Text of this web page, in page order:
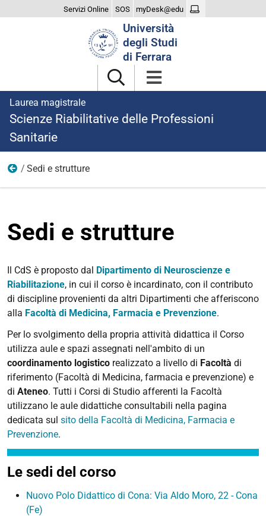
Servizi Online SOS myDesk@edu
Università
degli Studi
di Ferrara
Laurea magistrale
Scienze Riabilitative delle Professioni
Sanitarie
Studiare
Sedi e strutture
Sedi e strutture
Il CdS è proposto dal Dipartimento di Neuroscienze e
Riabilitazione, in cui il corso è incardinato, con il contributo
di discipline provenienti da altri Dipartimenti che afferiscono
alla Facoltà di Medicina, Farmacia e Prevenzione.
Per lo svolgimento della propria attività didattica il Corso
utilizza aule e spazi assegnati nell'ambito di un
coordinamento logistico realizzato a livello di Facoltà di
riferimento (Facoltà di Medicina, farmacia e prevenzione) e
di Ateneo. Tutti i Corsi di Studio afferenti la Facoltà
utilizzano le aule didattiche consultabili nella pagina
dedicata sul sito della Facoltà di Medicina, Farmacia e
Prevenzione.
Le sedi del corso
Nuovo Polo Didattico di Cona: Via Aldo Moro, 22 - Cona
(Fe)